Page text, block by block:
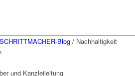
SCHRITTMACHER-Blog / Nachhaltigkeit